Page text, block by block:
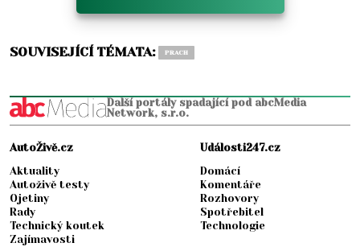
SOUVISEJÍCÍ TÉMATA: PRACH
Další portály spadající pod abcMedia
Network, s.r.o.
AutoŽivě.cz
Aktuality
Autoživě testy
Ojetiny
Rady
Technický koutek
Zajímavosti
Události247.cz
Domácí
Komentáře
Rozhovory
Spotřebitel
Technologie